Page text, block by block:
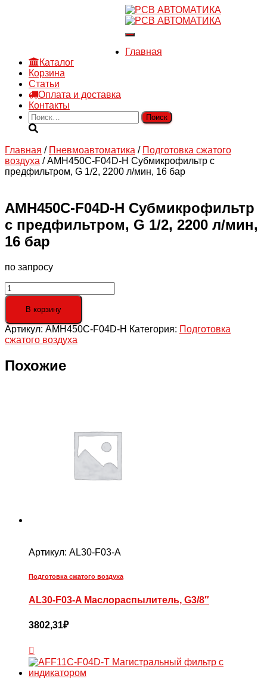
Войти
Переключить
навигацию
Главная
Каталог
Корзина
Статьи
Оплата и доставка
Контакты
Найти:
Главная / Пневмоавтоматика / Подготовка сжатого
воздуха / AMH450C-F04D-H Субмикрофильтр с
предфильтром, G 1/2, 2200 л/мин, 16 бар
AMH450C-F04D-H Субмикрофильтр
с предфильтром, G 1/2, 2200 л/мин,
16 бар
по запросу
Количество
товара
AMH450C-
F04D-
H
Субмикрофильтр
предфильтром,
G
В корзину
Артикул: AMH450C-F04D-H Категория: Подготовка
сжатого воздуха
Похожие
Артикул: AL30-F03-A
Подготовка сжатого воздуха
AL30-F03-A Маслораспылитель, G3/8″
3802,31₽